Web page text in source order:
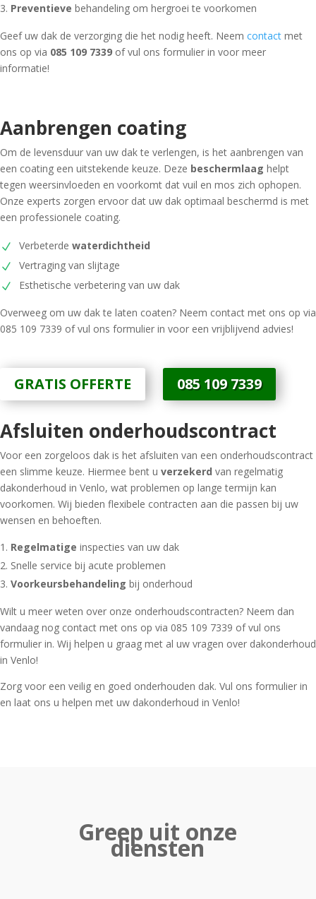
Preventieve behandeling om hergroei te voorkomen
Geef uw dak de verzorging die het nodig heeft. Neem contact met
ons op via 085 109 7339 of vul ons formulier in voor meer
informatie!
Aanbrengen coating
Om de levensduur van uw dak te verlengen, is het aanbrengen van
een coating een uitstekende keuze. Deze beschermlaag helpt
tegen weersinvloeden en voorkomt dat vuil en mos zich ophopen.
Onze experts zorgen ervoor dat uw dak optimaal beschermd is met
een professionele coating.
Verbeterde waterdichtheid
Vertraging van slijtage
Esthetische verbetering van uw dak
Overweeg om uw dak te laten coaten? Neem contact met ons op via
085 109 7339 of vul ons formulier in voor een vrijblijvend advies!
GRATIS OFFERTE 085 109 7339
Afsluiten onderhoudscontract
Voor een zorgeloos dak is het afsluiten van een onderhoudscontract
een slimme keuze. Hiermee bent u verzekerd van regelmatig
dakonderhoud in Venlo, wat problemen op lange termijn kan
voorkomen. Wij bieden flexibele contracten aan die passen bij uw
wensen en behoeften.
Regelmatige inspecties van uw dak
Snelle service bij acute problemen
Voorkeursbehandeling bij onderhoud
Wilt u meer weten over onze onderhoudscontracten? Neem dan
vandaag nog contact met ons op via 085 109 7339 of vul ons
formulier in. Wij helpen u graag met al uw vragen over dakonderhoud
in Venlo!
Zorg voor een veilig en goed onderhouden dak. Vul ons formulier in
en laat ons u helpen met uw dakonderhoud in Venlo!
Greep uit onze
diensten